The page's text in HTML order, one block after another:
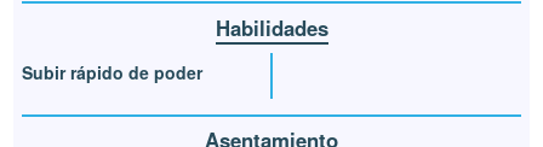
Habilidades
Subir rápido de poder
Asentamiento